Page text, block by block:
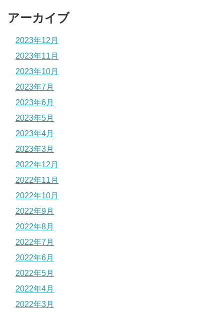
アーカイブ
2023年12月
2023年11月
2023年10月
2023年7月
2023年6月
2023年5月
2023年4月
2023年3月
2022年12月
2022年11月
2022年10月
2022年9月
2022年8月
2022年7月
2022年6月
2022年5月
2022年4月
2022年3月